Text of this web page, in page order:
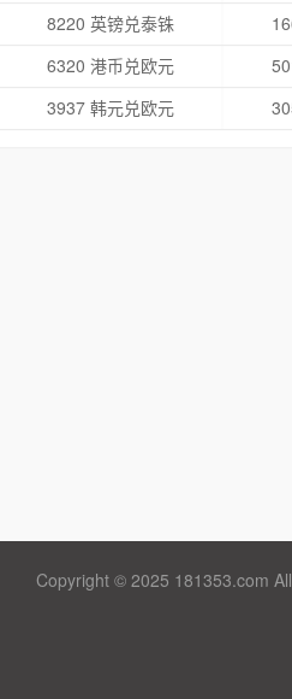
8220 英镑兑泰铢
6320 港币兑欧元
3937 韩元兑欧元
Copyright © 2025 181353.com